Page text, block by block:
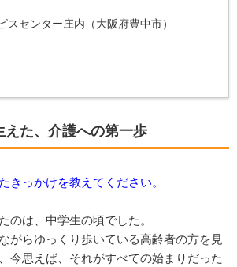
スセンター庄内（大阪府豊中市）
えた、介護への第一歩
っかけを教えてください。
のは、中学生の頃でした。
がらゆっくり歩いている高齢者の方を見
今思えば、それがすべての始まりだった